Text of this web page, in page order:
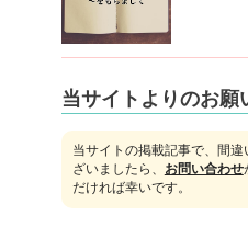
当サイトよりのお願
当サイトの掲載記事で、間
ざいましたら、 お問い合わせ
だければ幸いです。